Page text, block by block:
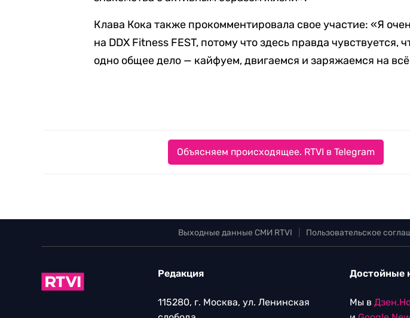
Клава Кока также прокомментировала свое участие: «Я
на DDX Fitness FEST, потому что здесь правда чувствуется,
одно общее дело — кайфуем, двигаемся и заряжаемся на
Объясняем происходящее. RTVI в Telegram
Выходные данные СМИ RTVI Пользовательское
Редакция
115280, г. Москва, ул. Ленинская
Достойные
Мы в